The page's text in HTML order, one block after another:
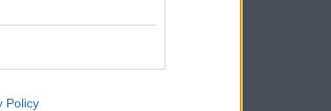
Policy